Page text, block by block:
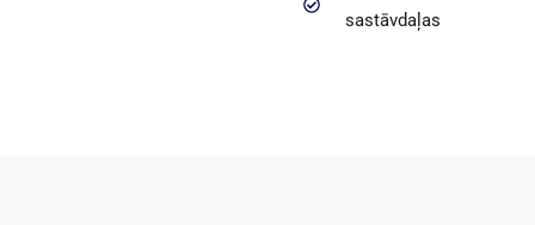
sastāvdaļas